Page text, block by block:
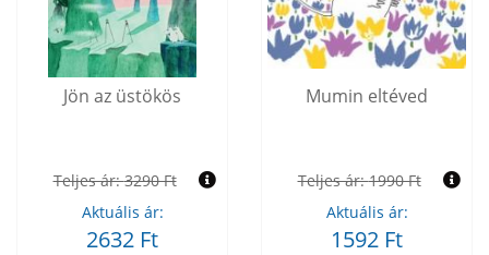
Jön az üstökös
Teljes ár:3290 Ft
Aktuális ár:
2632 Ft
Mumin eltéved
Teljes ár:1990 Ft
Aktuális ár:
1592 Ft